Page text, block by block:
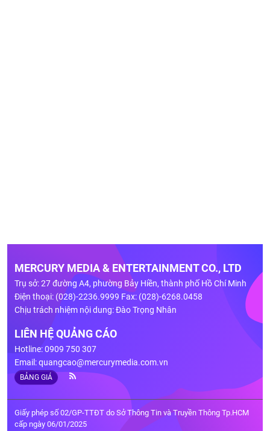
MERCURY MEDIA & ENTERTAINMENT CO., LTD
Trụ sở: 27 đường A4, phường Bảy Hiền, thành phố Hồ Chí Minh
Điện thoại: (028)-2236.9999 Fax: (028)-6268.0458
Chịu trách nhiệm nội dung: Đào Trọng Nhân
LIÊN HỆ QUẢNG CÁO
Hotline: 0909 750 307
Email:quangcao@mercurymedia.com.vn
BẢNG GIÁ
Giấy phép số 02/GP-TTĐT do Sở Thông Tin và Truyền Thông Tp.HCM
cấp ngày 06/01/2025